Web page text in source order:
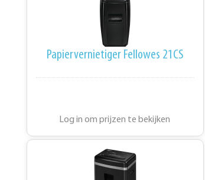
Papiervernietiger Fellowes 21CS
Log in om prijzen te bekijken